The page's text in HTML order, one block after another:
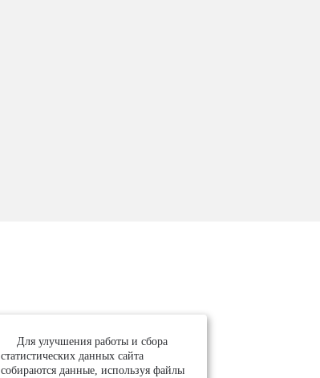
Для улучшения работы и сбора
статистических данных сайта
собираются данные, используя файлы